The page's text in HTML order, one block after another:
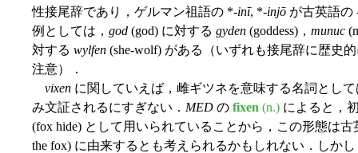
性接尾辞であり，ゲルマン祖語の *-inī, *-injō が古英語の
例としては， god (god) に対する gyden (goddess)， munuc
対する wylfen (she-wolf) がある（いずれも接尾辞に歴史
注意）．
vixen に関していえば，雌ギツネを意味する名詞とし
み文証されるにすぎない． MED の fixen (n.) によると，
(fox hide) として用いられていることから，この形態は
the fox) に由来するとも考えられるかもしれない．しか